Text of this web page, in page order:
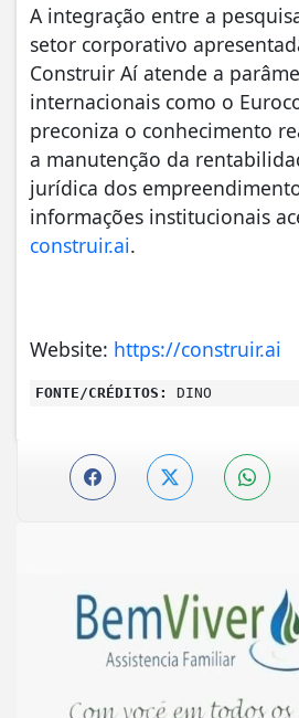
A integração entre a
setor corporativo
Construir Aí atende a
internacionais como o
preconiza o conhecimento
a manutenção da
jurídica dos
informações institucionais
construir.ai.
Website: https://construir.ai
FONTE/CRÉDITOS: DINO